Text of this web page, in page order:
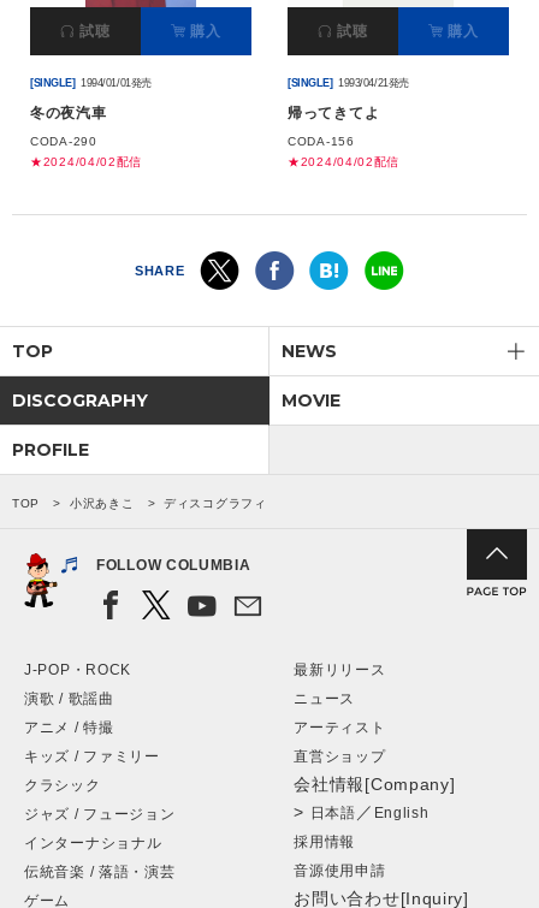
試聴 購入
[SINGLE] 1994/01/01発売
冬の夜汽車
CODA-290
★2024/04/02配信
試聴 購入
[SINGLE] 1993/04/21発売
帰ってきてよ
CODA-156
★2024/04/02配信
SHARE
TOP NEWS
DISCOGRAPHY MOVIE
PROFILE
TOP 小沢あきこ ディスコグラフィ
FOLLOW COLUMBIA
J-POP・ROCK
演歌 / 歌謡曲
アニメ / 特撮
キッズ / ファミリー
クラシック
ジャズ / フュージョン
インターナショナル
伝統音楽 / 落語・演芸
ゲーム
最新リリース
ニュース
アーティスト
直営ショップ
会社情報[Company]
> 日本語 ／ English
採用情報
音源使用申請
お問い合わせ[Inquiry]